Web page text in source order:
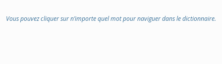
Vous pouvez cliquer sur n’importe quel mot pour naviguer dans le dictionnaire.